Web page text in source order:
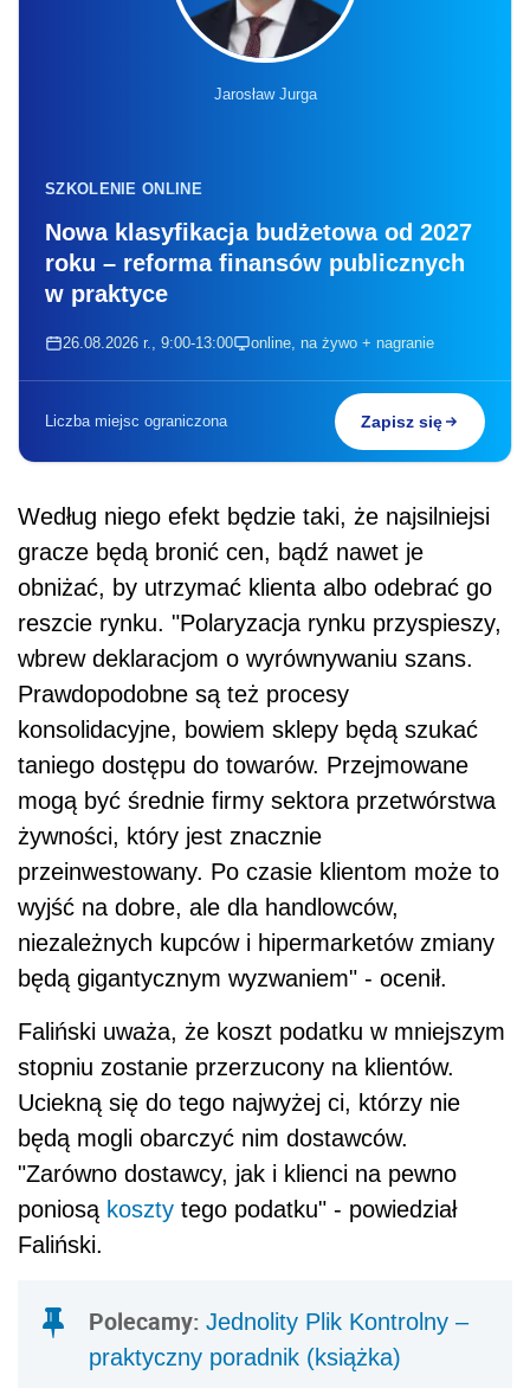
Jarosław Jurga
SZKOLENIE ONLINE
Nowa klasyfikacja budżetowa od 2027
roku – reforma finansów publicznych
w praktyce
26.08.2026 r., 9:00-13:00 online, na żywo + nagranie
Liczba miejsc ograniczona Zapisz się
Według niego efekt będzie taki, że najsilniejsi
gracze będą bronić cen, bądź nawet je
obniżać, by utrzymać klienta albo odebrać go
reszcie rynku. "Polaryzacja rynku przyspieszy,
wbrew deklaracjom o wyrównywaniu szans.
Prawdopodobne są też procesy
konsolidacyjne, bowiem sklepy będą szukać
taniego dostępu do towarów. Przejmowane
mogą być średnie firmy sektora przetwórstwa
żywności, który jest znacznie
przeinwestowany. Po czasie klientom może to
wyjść na dobre, ale dla handlowców,
niezależnych kupców i hipermarketów zmiany
będą gigantycznym wyzwaniem" - ocenił.
Faliński uważa, że koszt podatku w mniejszym
stopniu zostanie przerzucony na klientów.
Uciekną się do tego najwyżej ci, którzy nie
będą mogli obarczyć nim dostawców.
"Zarówno dostawcy, jak i klienci na pewno
poniosą koszty tego podatku" - powiedział
Faliński.
Polecamy: Jednolity Plik Kontrolny –
praktyczny poradnik (książka)